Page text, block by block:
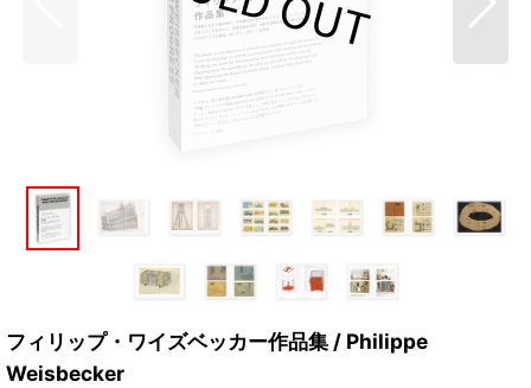
フィリップ・ワイズベッカー作品集 / Philippe
Weisbecker